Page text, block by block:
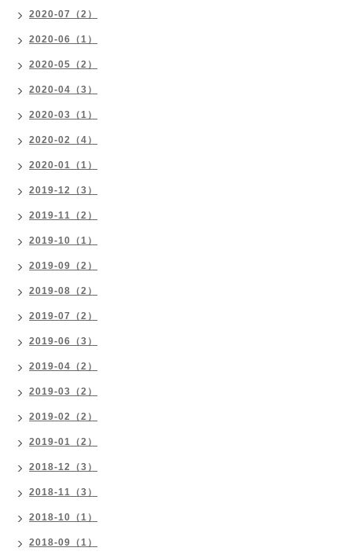
2020-07（2）
2020-06（1）
2020-05（2）
2020-04（3）
2020-03（1）
2020-02（4）
2020-01（1）
2019-12（3）
2019-11（2）
2019-10（1）
2019-09（2）
2019-08（2）
2019-07（2）
2019-06（3）
2019-04（2）
2019-03（2）
2019-02（2）
2019-01（2）
2018-12（3）
2018-11（3）
2018-10（1）
2018-09（1）